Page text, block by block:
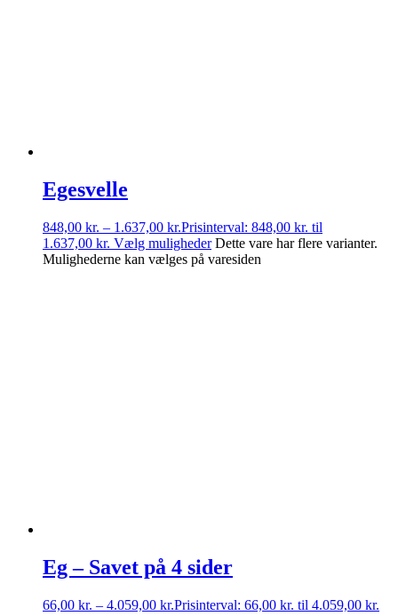
Egesvelle
848,00 kr. – 1.637,00 kr.Prisinterval: 848,00 kr. til
1.637,00 kr. Vælg muligheder Dette vare har flere varianter.
Mulighederne kan vælges på varesiden
Eg – Savet på 4 sider
66,00 kr. – 4.059,00 kr.Prisinterval: 66,00 kr. til 4.059,00 kr.